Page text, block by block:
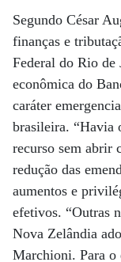
Segundo César
finanças e
Federal do Rio
econômica do
caráter
brasileira. “Havia
recurso sem abrir
redução das
aumentos e
efetivos. “Outras
Nova Zelândia
Marchioni. Para o